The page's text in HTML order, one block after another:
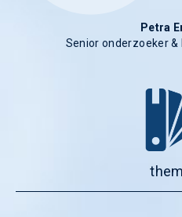
Petra
Senior onderzoeker